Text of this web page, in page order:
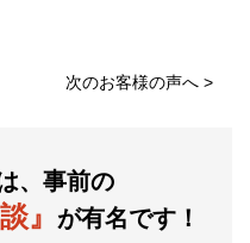
次のお客様の声へ>
、事前の
』 が有名です！